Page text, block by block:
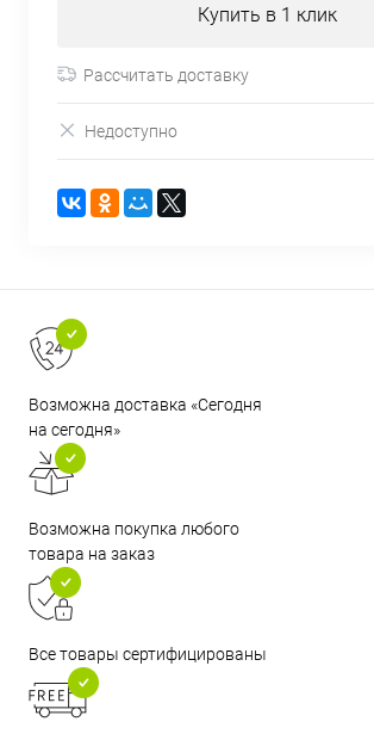
Купить в 1 клик
Рассчитать доставку
Недоступно
Возможна доставка «Сегодня
на сегодня»
Возможна покупка любого
товара на заказ
Все товары сертифицированы